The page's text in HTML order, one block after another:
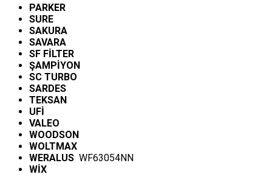
PARKER
SURE
SAKURA
SAVARA
SF FİLTER
ŞAMPİYON
SC TURBO
SARDES
TEKSAN
UFİ
VALEO
WOODSON
WOLTMAX
WERALUS WF63054NN
WİX